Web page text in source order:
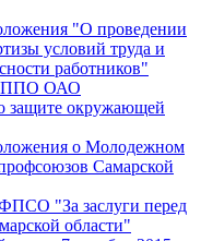
"О проведении
условий труда и
работников"
ППО ОАО
защите окружающей
о Молодежном
Самарской
"За заслуги перед
области"